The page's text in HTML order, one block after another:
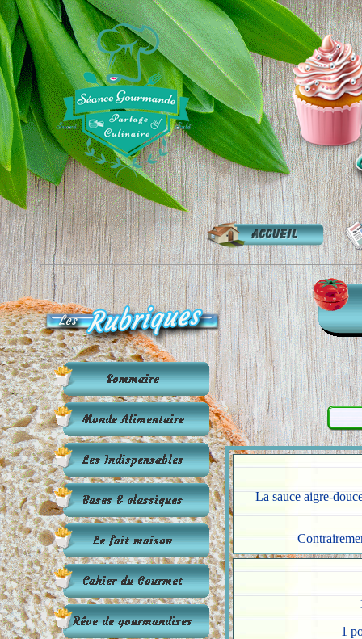
La sauce aigre-
1